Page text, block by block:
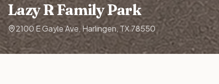
Lazy R Family Park
2100 E Gayle Ave, Harlingen, TX 78550